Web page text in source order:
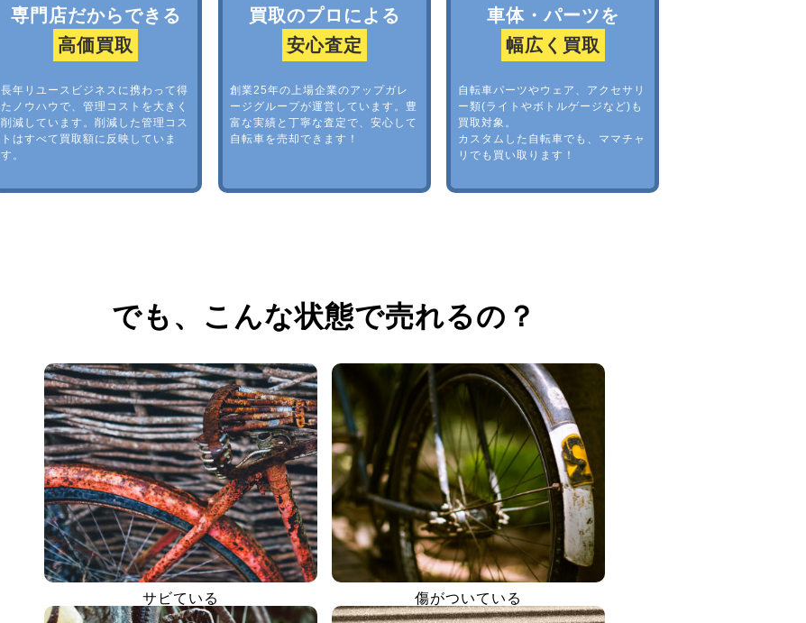
専門店だからできる
高価買取
長年リユースビジネスに携わって得
たノウハウで、管理コストを大きく
削減しています。削減した管理コス
トはすべて買取額に反映していま
す。
買取のプロによる
安心査定
創業25年の上場企業のアップガレ
ージグループが運営しています。豊
富な実績と丁寧な査定で、安心して
自転車を売却できます！
車体・パーツを
幅広く買取
自転車パーツやウェア、アクセサリ
ー類(ライトやボトルゲージなど)も
買取対象。
カスタムした自転車でも、ママチャ
リでも買い取ります！
でも、 こんな状態で売れるの？
サビている 傷がついている